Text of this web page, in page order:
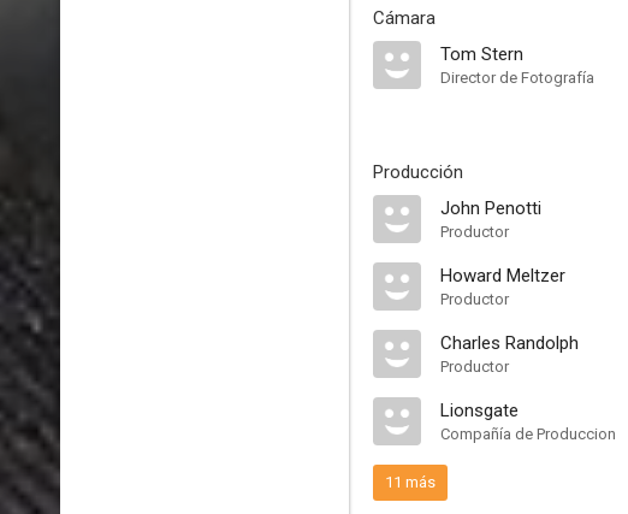
Cámara
Tom Stern
Director de Fotografía
Producción
John Penotti
Productor
Howard Meltzer
Productor
Charles Randolph
Productor
Lionsgate
Compañía de Produccion
11 más